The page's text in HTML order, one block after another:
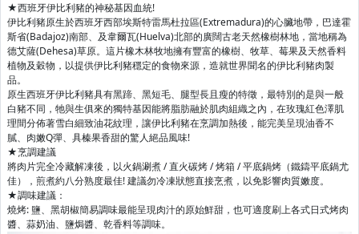
★西班牙伊比利豬的神秘基因血統!
伊比利豬原生於西班牙西部埃斯特雷馬杜拉區(Extremadura)的心臟地帶，巴達霍
斯省(Badajoz)南部、及韋爾瓦(Huelva)北部的廣闊古老天然橡樹林地，當地稱為
德艾薩(Dehesa)草原。這片橡木林牧地擁有豐富的橡樹、牧草、莓果及天然香料
植物及穀物，以提供伊比利豬穩定的食物來源，造就世界聞名的伊比利豬肉製
品。
原生西班牙伊比利豬具有黑蹄、黑短毛、腿型長且瘦的特徵，最特別的是與一般
白豬不同，牠與生俱來的獨特基因能將脂肪融於肌肉組織之內，在玫瑰紅色澤肌
理間分佈著雪白細致油花紋理，讓伊比利豬在烹調加熱後，能完美呈現油香不
膩、肉嫩Q彈、具榛果香甜的驚人絕品風味!
★烹調建議
將肉片完全冷藏解凍後，以火鍋涮煮 / 直火碳烤 / 烤箱 / 平底鍋烤（鐵鑄平底鍋尤
佳），煎煮約八分熟度最佳! 建議勿冷凍狀態直接烹煮，以免影響肉質嫩度。
★調味建議：
燒烤: 鹽、黑胡椒簡易調味最能呈現肉汁的原始鮮甜，也可適度刷上各式日式烤肉
醬、蒜奶油、鹽焗醬、乾香料等調味。